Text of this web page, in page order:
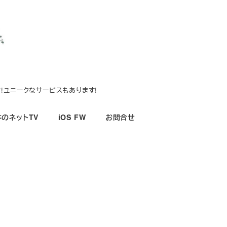
ニークなサービスもあります!
ネットTV iOS FW お問合せ